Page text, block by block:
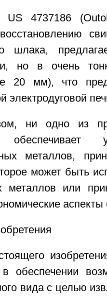
4737186
шлака,
но в очень
20 мм), что
электродуговой
ни одно из
металлов,
может быть
металлов или
обеспечении
вида с целью